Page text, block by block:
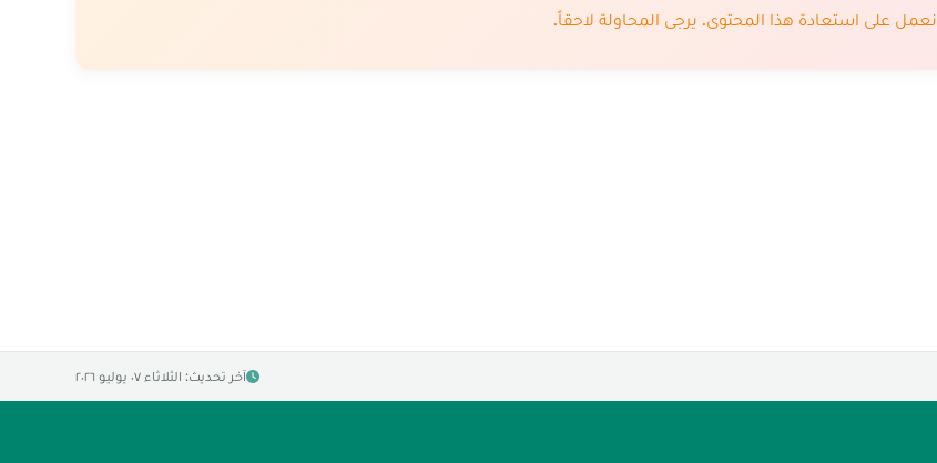
نعمل على استعادة هذا المحتوى. يرجى المحاولة لاحقاً.
آخر تحديث: الثلاثاء ٠٧ يوليو ٢٠٢٦